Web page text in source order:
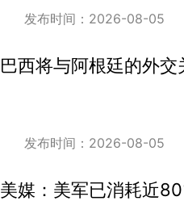
发布时间：2026-08-05
巴西将与阿根廷的外
发布时间：2026-08-05
美媒：美军已消耗近